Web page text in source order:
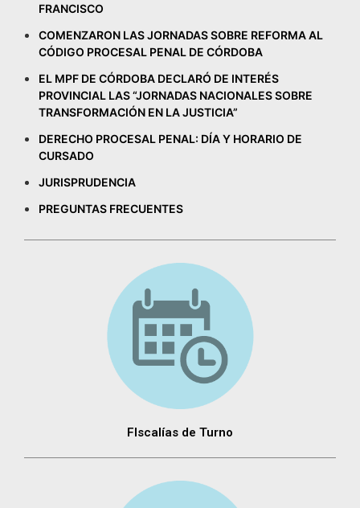
FRANCISCO
COMENZARON LAS JORNADAS SOBRE REFORMA AL
CÓDIGO PROCESAL PENAL DE CÓRDOBA
EL MPF DE CÓRDOBA DECLARÓ DE INTERÉS
PROVINCIAL LAS “JORNADAS NACIONALES SOBRE
TRANSFORMACIÓN EN LA JUSTICIA”
DERECHO PROCESAL PENAL: DÍA Y HORARIO DE
CURSADO
JURISPRUDENCIA
PREGUNTAS FRECUENTES
FIscalías de Turno